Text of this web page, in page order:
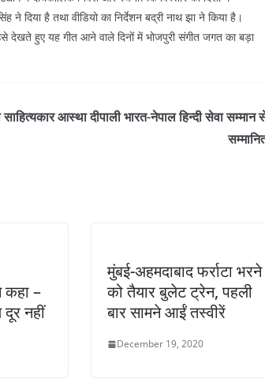
दिया है तथा वीडियो का निर्देशन बद्री नाथ झा ने किया है।
देखते हुए यह गीत आने वाले दिनों में भोजपुरी संगीत जगत का बड़ा
साहित्यकार आस्था दीपाली भारत-नेपाल हिन्दी सेवा सम्मान
कहा –
दूर नहीं
मुंबई-अहमदाबाद फर्राटा भरने
को तैयार बुलेट ट्रेन, पहली
बार सामने आईं तस्वीरें
December 19, 2020